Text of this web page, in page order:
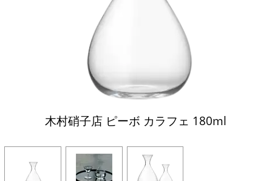
木村硝子店 ピーボ カラフェ 180ml